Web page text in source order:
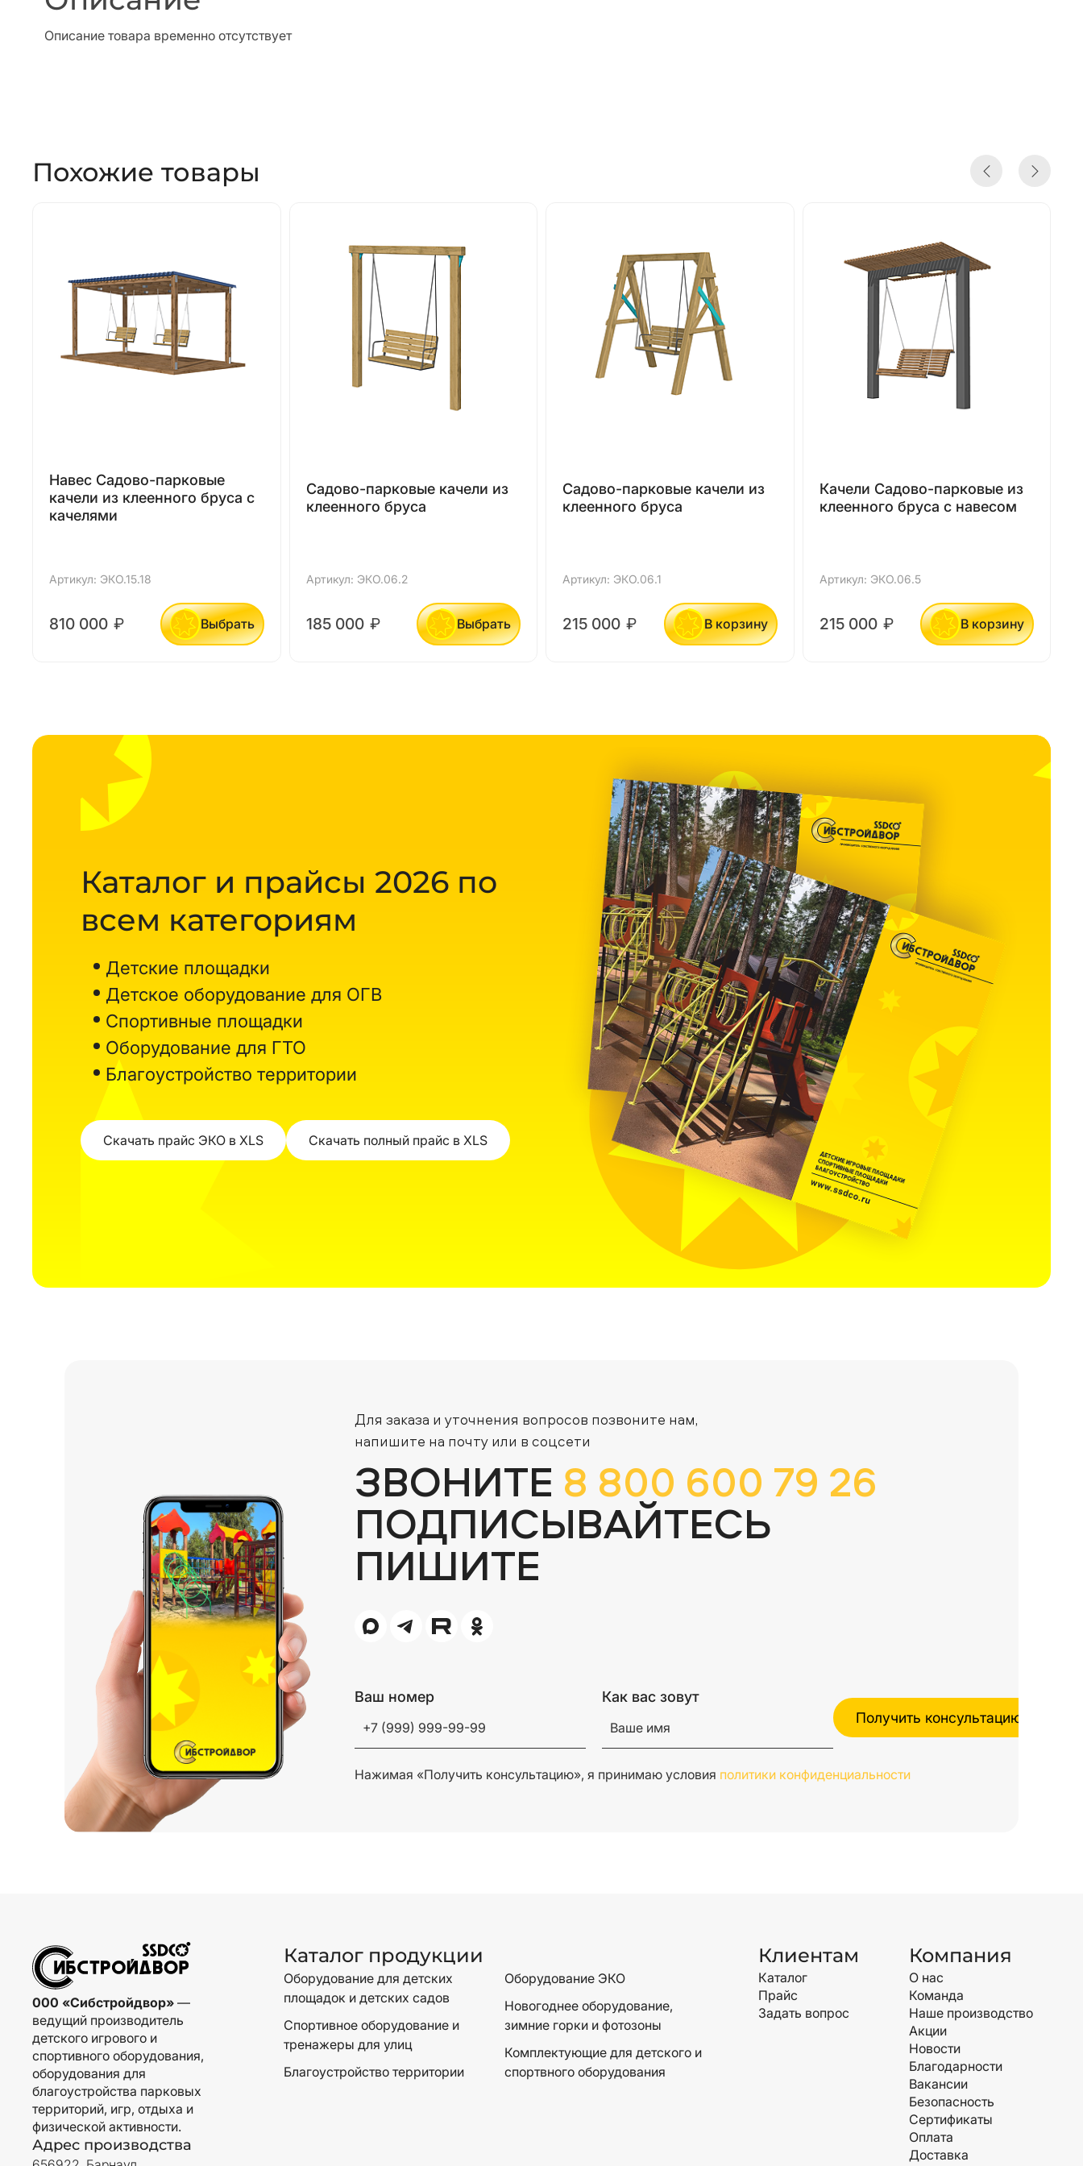
Описание товара временно отсутствует
Похожие товары
Навес Садово-парковые
качели из клеенного бруса с
качелями
Артикул: ЭКО.15.18
810 000 ₽ Выбрать
Садово-парковые качели из
клеенного бруса
Артикул: ЭКО.06.2
185 000 ₽ Выбрать
Садово-парковые качели из
клеенного бруса
Артикул: ЭКО.06.1
215 000 ₽ В корзину
Качели Садово-парковые из
клеенного бруса с навесом
Артикул: ЭКО.06.5
215 000 ₽ В корзину
Каталог и прайсы 2026 по
всем категориям
Детские площадки
Детское оборудование для ОГВ
Спортивные площадки
Оборудование для ГТО
Благоустройство территории
Скачать прайс ЭКО в XLS Скачать полный прайс в XLS
Для заказа и уточнения вопросов позвоните нам,
напишите на почту или в соцсети
ЗВОНИТЕ 8 800 600 79 26
ПОДПИСЫВАЙТЕСЬ
ПИШИТЕ
Ваш номер Как вас зовут
Нажимая «Получить консультацию», я принимаю условия политики конфиденциальности
000 «Сибстройдвор» —
ведущий производитель
детского игрового и
спортивного оборудования,
оборудования для
благоустройства парковых
территорий, игр, отдыха и
физической активности.
Адрес производства
Каталог продукции
Оборудование для детских
площадок и детских садов
Спортивное оборудование и
тренажеры для улиц
Благоустройство территории
Оборудование ЭКО
Новогоднее оборудование,
зимние горки и фотозоны
Комплектующие для детского и
спортвного оборудования
Клиентам
Каталог
Прайс
Задать вопрос
Компания
О нас
Команда
Наше производство
Акции
Новости
Благодарности
Вакансии
Безопасность
Сертификаты
Оплата
Доставка